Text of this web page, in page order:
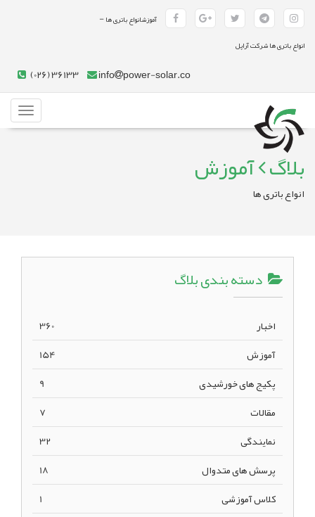
آموزشانواع باتری ها-
انواع باتری ها شرکت آراپل
info power-solar.co
(026) 36133
بلاگ آموزش
انواع باتری ها
دسته بندی بلاگ
اخبار
360
آموزش
154
پکیج های خورشیدی
9
مقالات
7
نمایندگی
32
پرسش های متدوال
18
کلاس آموزشی
1